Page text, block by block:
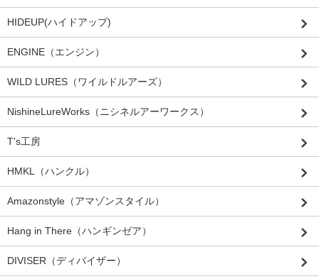
HIDEUP(ハイドアップ)
ENGINE（エンジン）
WILD LURES（ワイルドルアーズ）
NishineLureWorks（ニシネルアーワークス）
T's工房
HMKL（ハンクル）
Amazonstyle（アマゾンスタイル）
Hang in There（ハンギンゼア）
DIVISER（ディバイザー）